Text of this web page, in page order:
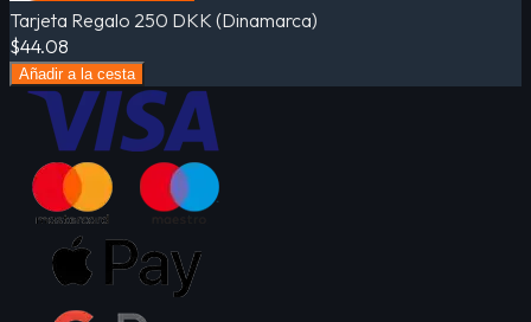
Tarjeta Regalo 250 DKK (Dinamarca)
$44.08
Añadir a la cesta